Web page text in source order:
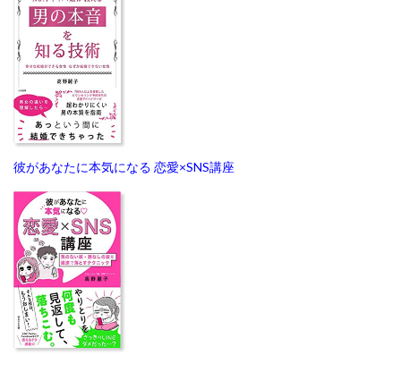
彼があなたに本気になる 恋愛×SNS講座